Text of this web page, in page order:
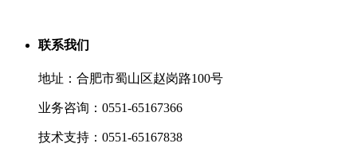
联系我们
地址：合肥市蜀山区赵岗路100号
业务咨询：0551-65167366
技术支持：0551-65167838